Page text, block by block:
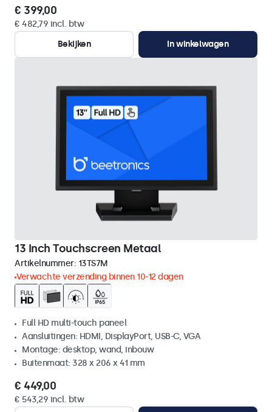
€ 399,00
€ 482,79 incl. btw
Bekijken
In winkelwagen
13 Inch Touchscreen Metaal
Artikelnummer: 13TS7M
Verwachte verzending binnen 10-12 dagen
Full HD multi-touch paneel
Aansluitingen: HDMI, DisplayPort, USB-C, VGA
Montage: desktop, wand, inbouw
Buitenmaat: 328 x 206 x 41 mm
€ 449,00
€ 543,29 incl. btw